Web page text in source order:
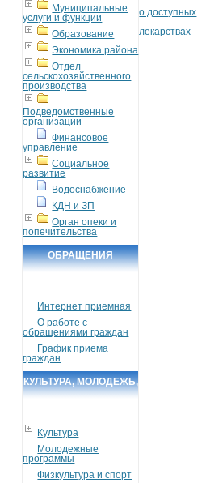
Муниципальные
услуги и функции
Образование
Экономика района
Отдел
сельскохозяйственного
производства
Подведомственные
организации
Финансовое
управление
Социальное
развитие
Водоснабжение
КДН и ЗП
Орган опеки и
попечительства
ОБРАЩЕНИЯ
Интернет приемная
О работе с
обращениями граждан
График приема
граждан
КУЛЬТУРА, МОЛОДЕЖЬ,
Культура
Молодежные
программы
Физкультура и спорт
о доступных
лекарствах